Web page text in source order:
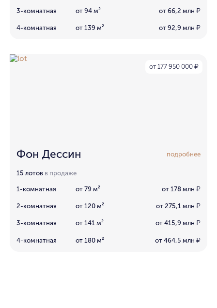
3-комнатная от 94 м² от 66,2 млн ₽
4-комнатная от 139 м² от 92,9 млн ₽
от 177 950 000 ₽
Фон Дессин подробнее
15 лотов в продаже
1-комнатная от 79 м² от 178 млн ₽
2-комнатная от 120 м² от 275,1 млн ₽
3-комнатная от 141 м² от 415,9 млн ₽
4-комнатная от 180 м² от 464,5 млн ₽